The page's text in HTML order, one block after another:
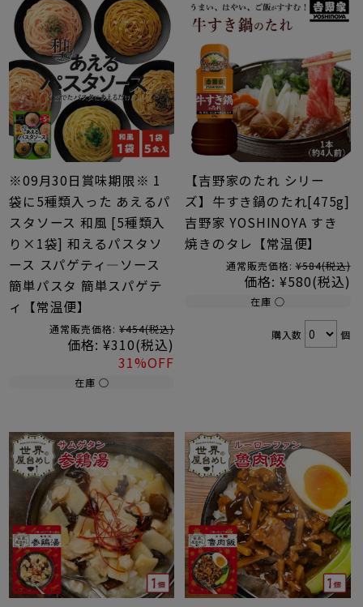
※09月30日賞味期限※ 1
袋に5種類入った あえるパ
スタソース 和風 [5種類入
り×1袋] 和えるパスタソ
ース スパゲティ―ソース
簡単パスタ 簡単スパゲテ
ィ【常温便】
通常販売価格: ¥454(税込)
価格: ¥310(税込)
31%OFF
在庫 ○
【吉野家のたれ シリー
ズ】牛すき鍋のたれ[475g]
吉野家 YOSHINOYA すき
焼きのタレ【常温便】
通常販売価格: ¥584(税込)
価格: ¥580(税込)
在庫 ○
購入数 個